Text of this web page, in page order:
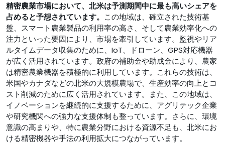
精密農業市場において、北米は予測期間中に最も高いシェアを
占めると予想されています。 この地域は、確立された技術基
盤、スマート農業製品の利用率の高さ、そして農業効率化への
注力といった要因により、市場を牽引しています。監視やリア
ルタイムデータ収集のために、IoT、ドローン、GPS対応機器
が広く活用されています。政府の補助金や助成金により、農家
は精密農業機器を積極的に利用しています。これらの技術は、
米国やカナダなどの北米の大規模農場で、生産効率の向上とコ
スト削減のために広く活用されています。また、この地域は、
イノベーションを継続的に支援するために、アグリテック企業
や研究機関への強力な支援体制も整っています。さらに、環境
意識の高まりや、特に農業分野における資源不足も、北米にお
ける精密機器や手法の利用拡大につながっています。